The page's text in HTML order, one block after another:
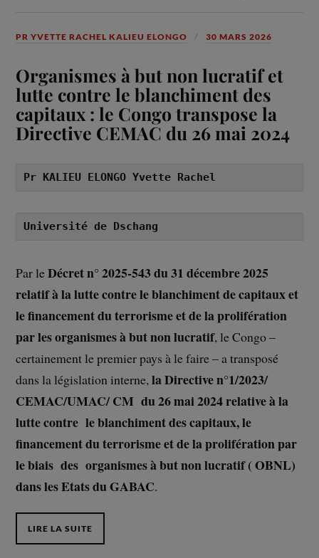
PR YVETTE RACHEL KALIEU ELONGO 30 MARS 2026
Organismes à but non lucratif et
lutte contre le blanchiment des
capitaux : le Congo transpose la
Directive CEMAC du 26 mai 2024
Pr KALIEU ELONGO Yvette Rachel
Université de Dschang
Par leDécret n° 2025-543 du 31 décembre 2025
relatif à la lutte contre le blanchiment de capitaux et
le financement du terrorisme et de la prolifération
par les organismes à but non lucratif, le Congo –
certainement le premier pays à le faire – a transposé
dans la législation interne,la Directive n°1/2023/
CEMAC/UMAC/ CM du 26 mai 2024 relative à la
lutte contre le blanchiment des capitaux, le
financement du terrorisme et de la prolifération par
le biais des organismes à but non lucratif ( OBNL)
dans les Etats du GABAC.
LIRE LA SUITE